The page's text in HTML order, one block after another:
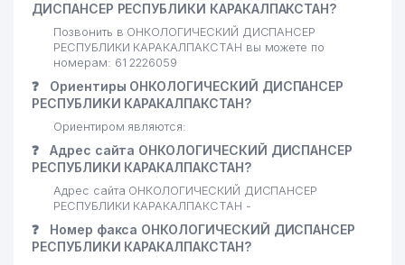
ДИСПАНСЕР РЕСПУБЛИКИ КАРАКАЛПАКСТАН?
Позвонить в ОНКОЛОГИЧЕСКИЙ ДИСПАНСЕР
РЕСПУБЛИКИ КАРАКАЛПАКСТАН вы можете по
номерам: 61 2226059
❓
Ориентиры ОНКОЛОГИЧЕСКИЙ ДИСПАНСЕР
РЕСПУБЛИКИ КАРАКАЛПАКСТАН?
Ориентиром являются:
❓
Адрес сайта ОНКОЛОГИЧЕСКИЙ ДИСПАНСЕР
РЕСПУБЛИКИ КАРАКАЛПАКСТАН?
Адрес сайта ОНКОЛОГИЧЕСКИЙ ДИСПАНСЕР
РЕСПУБЛИКИ КАРАКАЛПАКСТАН -
❓
Номер факса ОНКОЛОГИЧЕСКИЙ ДИСПАНСЕР
РЕСПУБЛИКИ КАРАКАЛПАКСТАН?